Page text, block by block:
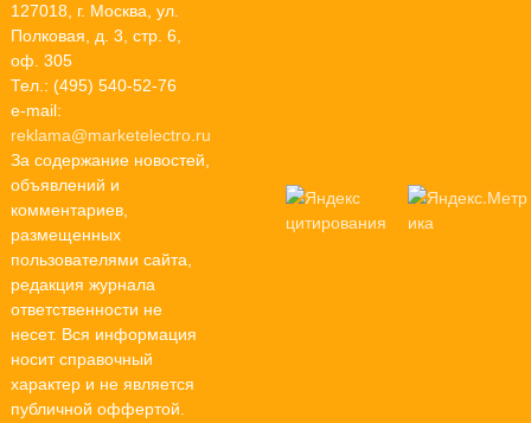
127018, г. Москва, ул.
Полковая, д. 3, стр. 6,
оф. 305
Тел.: (495) 540-52-76
e-mail:
reklama@marketelectro.ru
За содержание новостей,
объявлений и
комментариев,
размещенных
пользователями сайта,
редакция журнала
ответственности не
несет. Вся информация
носит справочный
характер и не является
публичной оффертой.